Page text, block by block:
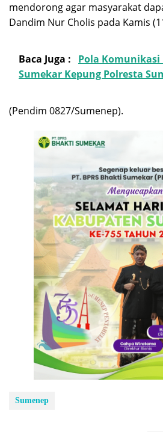
mendorong agar masyarakat
Dandim Nur Cholis pada Kamis
Baca Juga :
Pola
Sumekar Kepung Polresta
(Pendim 0827/Sumenep).
Sumenep